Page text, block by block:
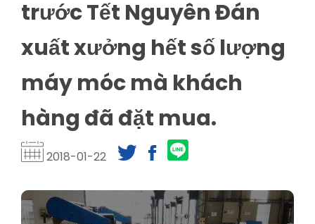
trước Tết Nguyên Đán
xuất xưởng hết số lượng
máy móc mà khách
hàng đã đặt mua.
2018-01-22